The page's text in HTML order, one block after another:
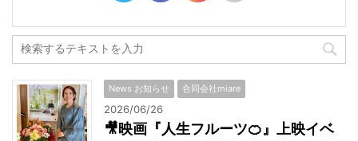
News お知らせ 合同会社miare
2026/06/26
🎥映画『人生フルーツ🍊』上映イベ